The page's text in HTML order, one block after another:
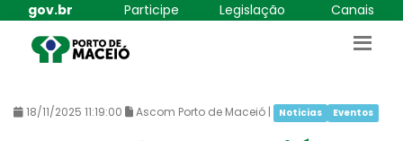
gov.br Participe Legislação Canais
18/11/2025 11:19:00 Ascom Porto de Maceió | Noticias Eventos